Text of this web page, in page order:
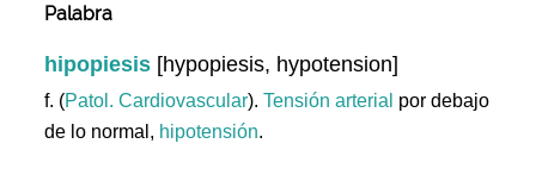
Palabra
hipopiesis [hypopiesis, hypotension]
f. (Patol. Cardiovascular).Tensión arterial por debajo
de lo normal, hipotensión.